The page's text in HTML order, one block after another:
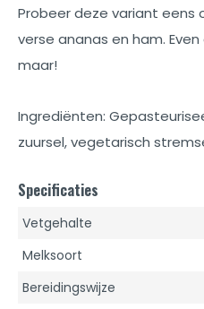
Probeer deze variant
verse ananas en ham.
maar!
Ingrediënten:
zuursel, vegetarisch
Specificaties
Vetgehalte
Melksoort
Bereidingswijze